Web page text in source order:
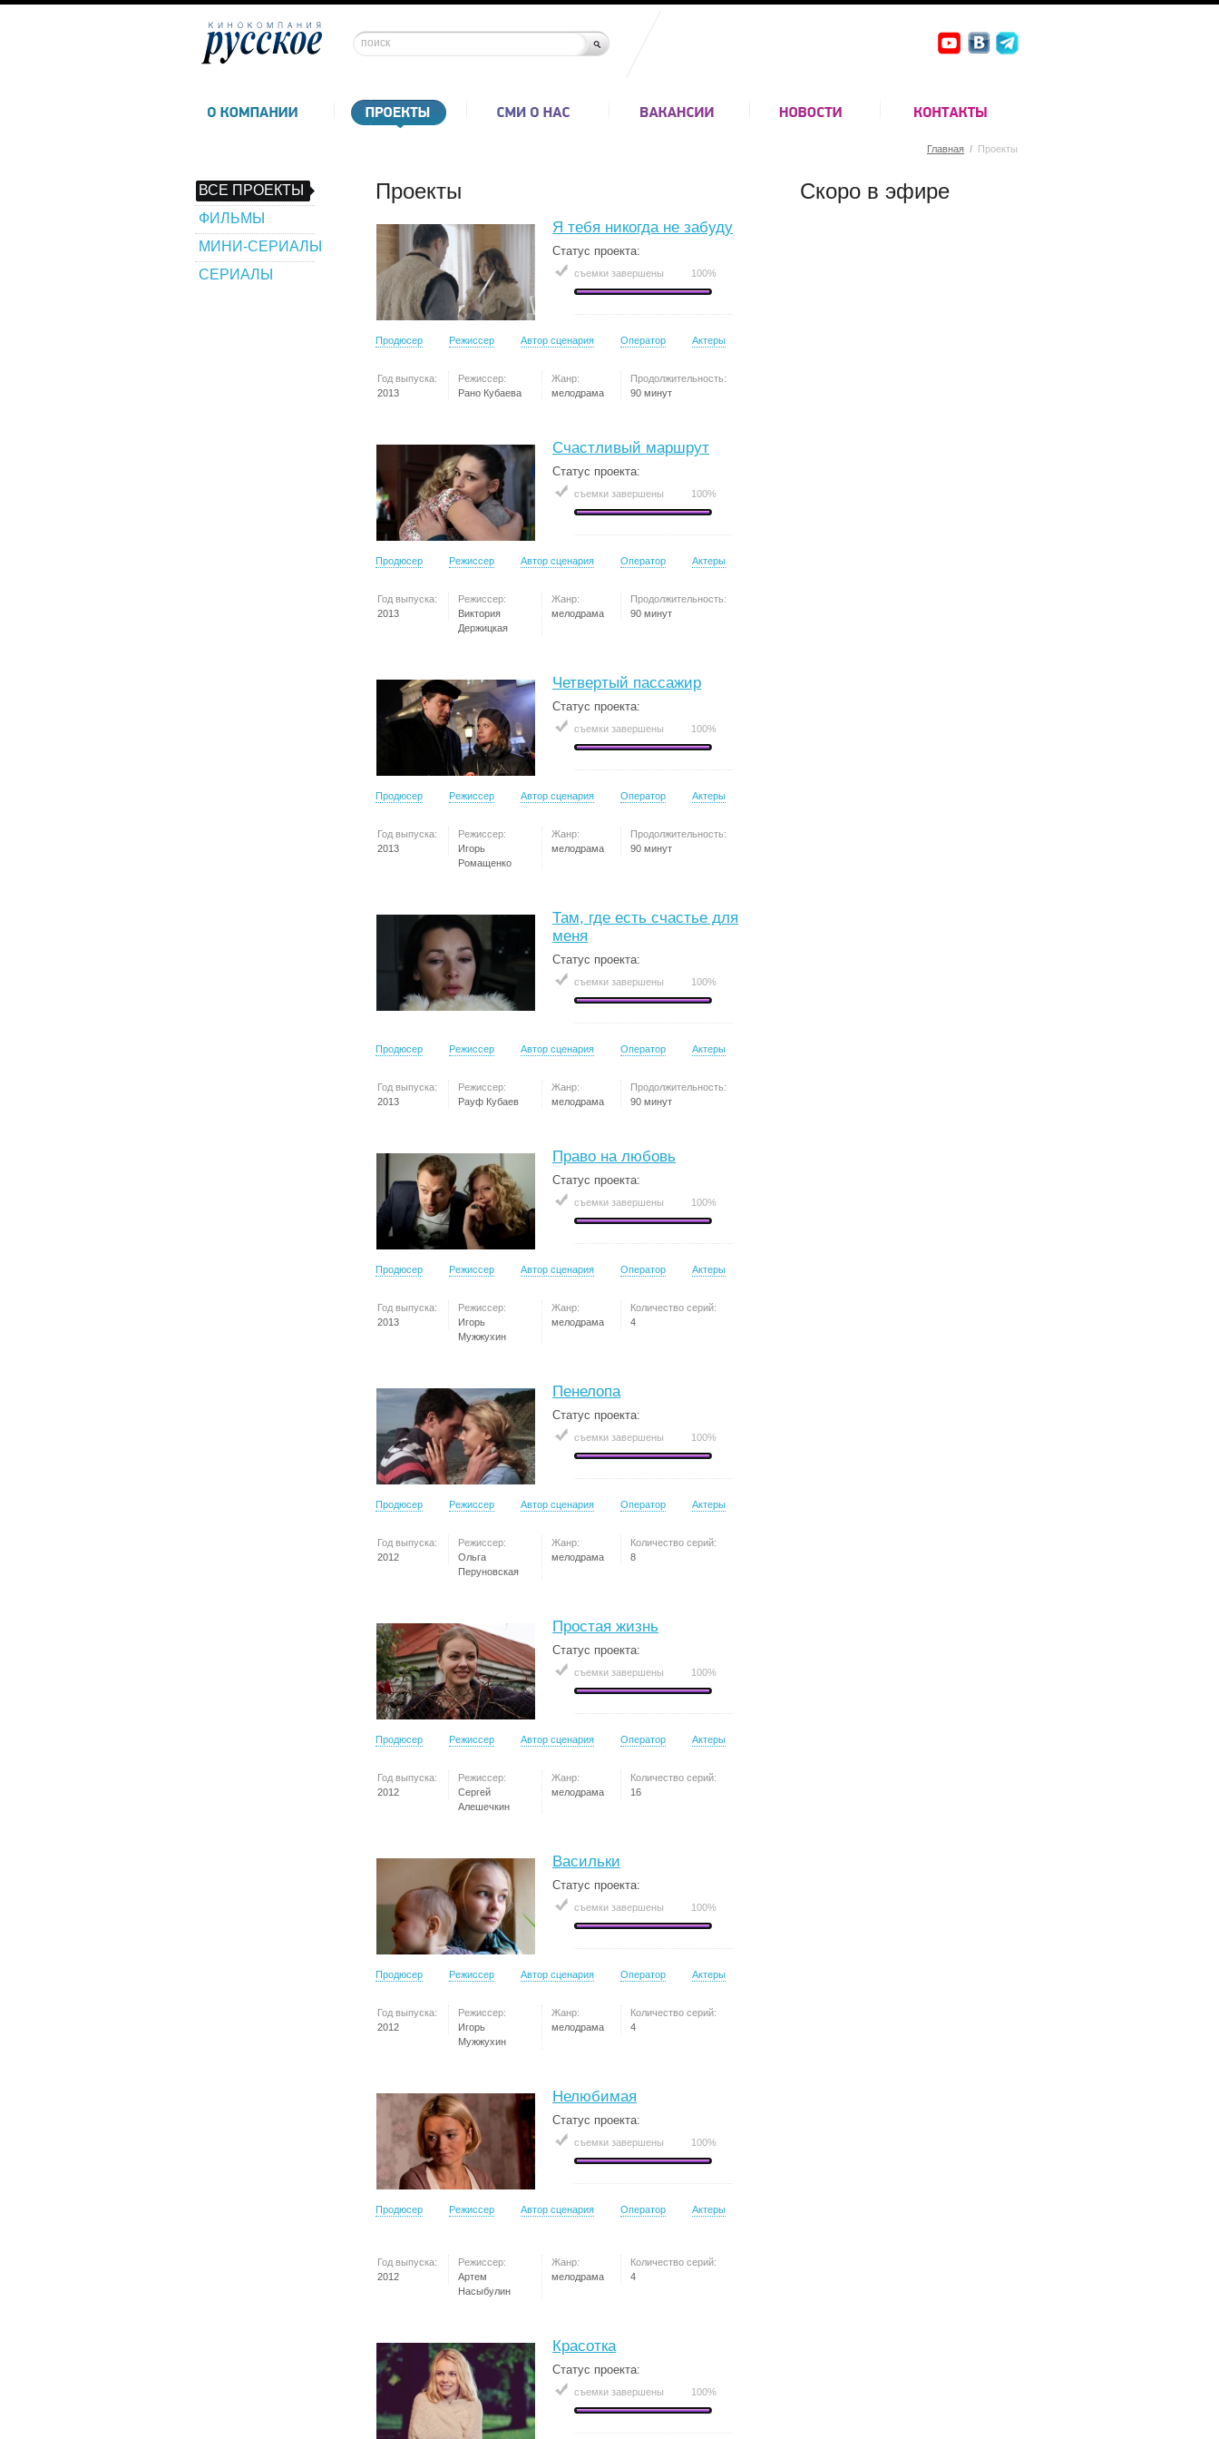
Главная / Проекты
ВСЕ ПРОЕКТЫ
ФИЛЬМЫ
МИНИ-СЕРИАЛЫ
СЕРИАЛЫ
Проекты
Я тебя никогда не забуду
Статус проекта:
съемки завершены 100%
Продюсер Режиссер Автор сценария Оператор Актеры
Год выпуска:
2013
Режиссер:
Рано Кубаева
Жанр:
мелодрама
Продолжительность:
90 минут
Счастливый маршрут
Статус проекта:
съемки завершены 100%
Продюсер Режиссер Автор сценария Оператор Актеры
Год выпуска:
2013
Режиссер:
Виктория
Держицкая
Жанр:
мелодрама
Продолжительность:
90 минут
Четвертый пассажир
Статус проекта:
съемки завершены 100%
Продюсер Режиссер Автор сценария Оператор Актеры
Год выпуска:
2013
Режиссер:
Игорь
Ромащенко
Жанр:
мелодрама
Продолжительность:
90 минут
Там, где есть счастье для
меня
Статус проекта:
съемки завершены 100%
Продюсер Режиссер Автор сценария Оператор Актеры
Год выпуска:
2013
Режиссер:
Рауф Кубаев
Жанр:
мелодрама
Продолжительность:
90 минут
Право на любовь
Статус проекта:
съемки завершены 100%
Продюсер Режиссер Автор сценария Оператор Актеры
Год выпуска:
2013
Режиссер:
Игорь
Мужжухин
Жанр:
мелодрама
Количество серий:
4
Пенелопа
Статус проекта:
съемки завершены 100%
Продюсер Режиссер Автор сценария Оператор Актеры
Год выпуска:
2012
Режиссер:
Ольга
Перуновская
Жанр:
мелодрама
Количество серий:
8
Простая жизнь
Статус проекта:
съемки завершены 100%
Продюсер Режиссер Автор сценария Оператор Актеры
Год выпуска:
2012
Режиссер:
Сергей
Алешечкин
Жанр:
мелодрама
Количество серий:
16
Васильки
Статус проекта:
съемки завершены 100%
Продюсер Режиссер Автор сценария Оператор Актеры
Год выпуска:
2012
Режиссер:
Игорь
Мужжухин
Жанр:
мелодрама
Количество серий:
4
Нелюбимая
Статус проекта:
съемки завершены 100%
Продюсер Режиссер Автор сценария Оператор Актеры
Год выпуска:
2012
Режиссер:
Артем
Насыбулин
Жанр:
мелодрама
Количество серий:
4
Красотка
Статус проекта:
съемки завершены 100%
Скоро в эфире